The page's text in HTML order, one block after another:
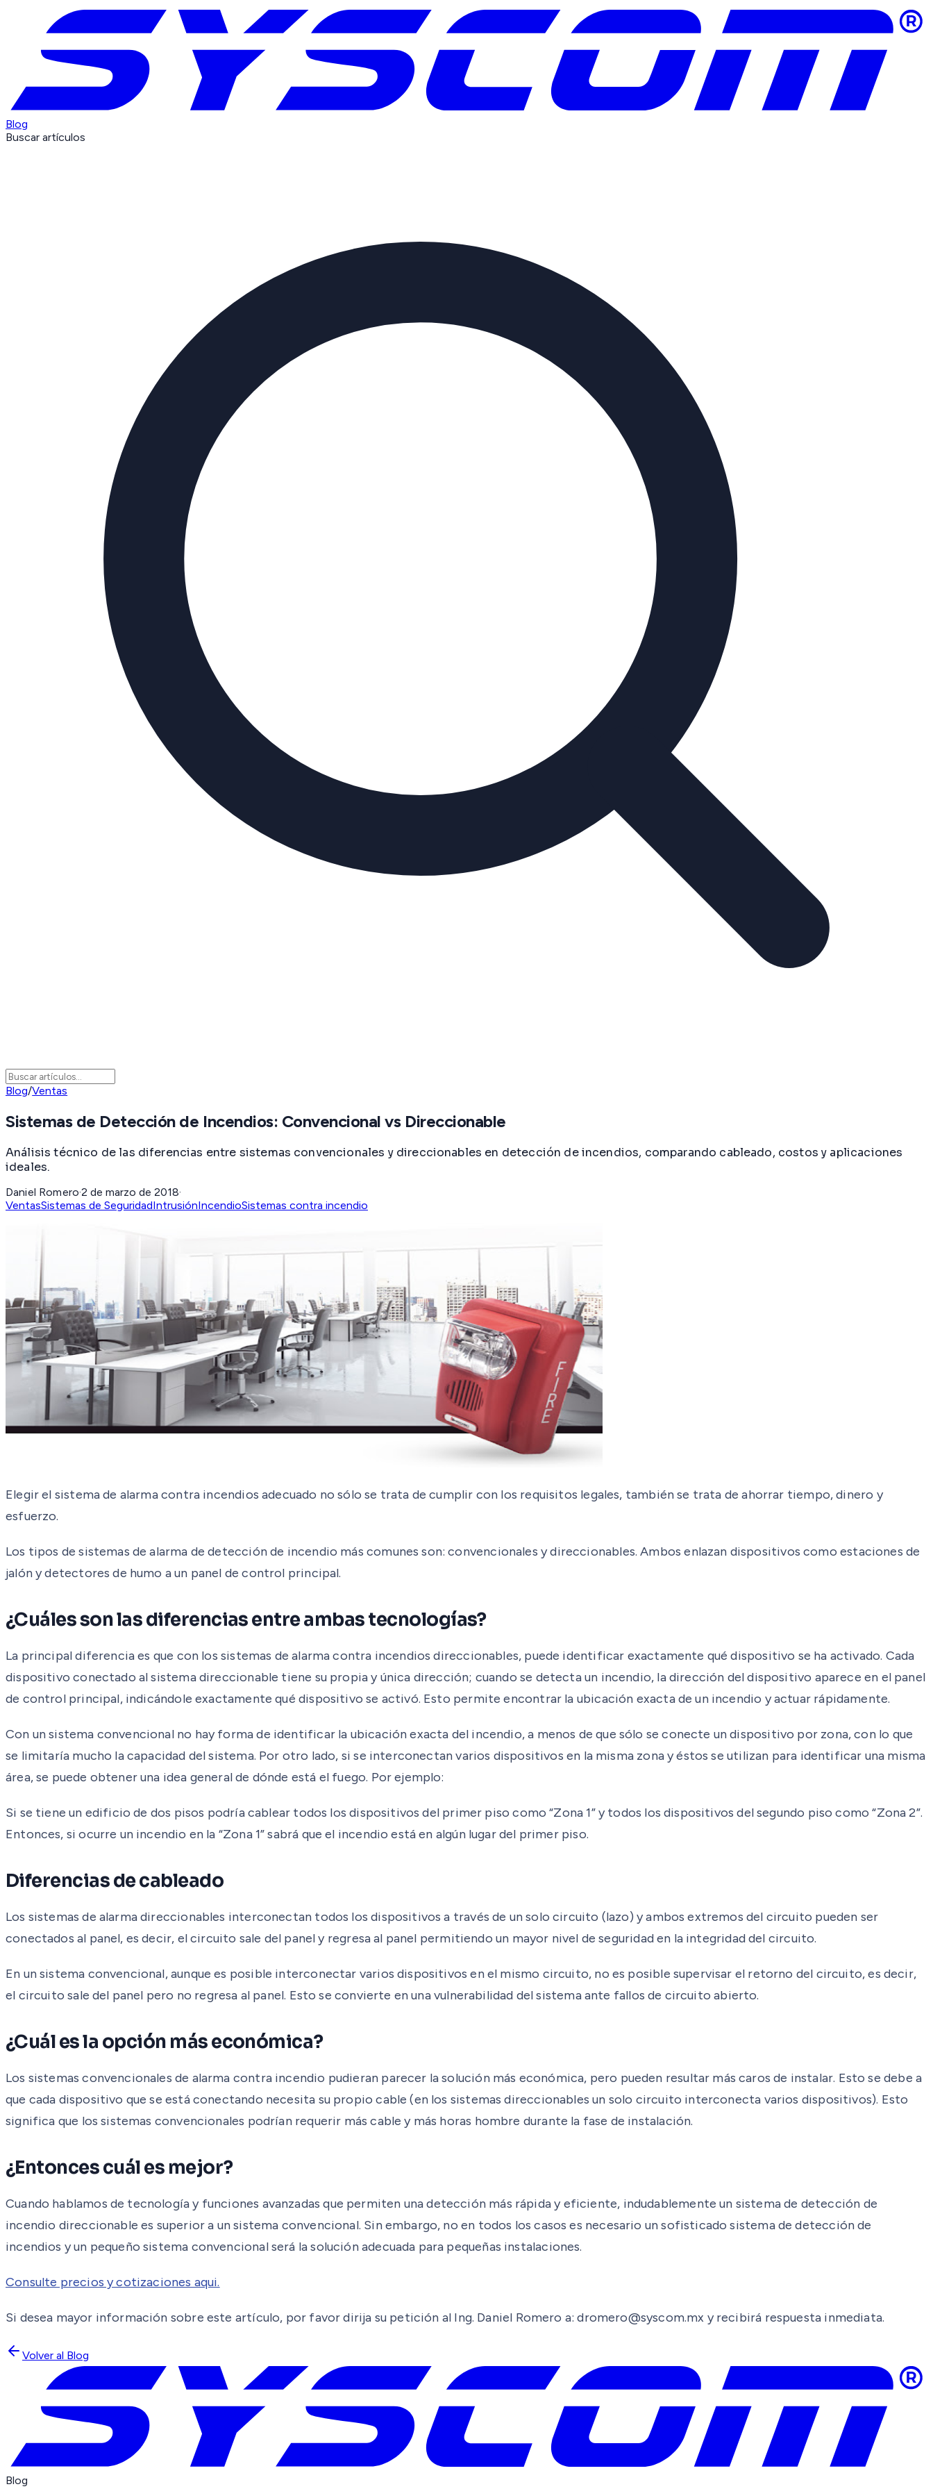
Blog
Buscar artículos
Blog/Ventas
Sistemas de Detección de Incendios: Convencional vs Direccionable
Análisis técnico de las diferencias entre sistemas convencionales y direccionables en detección de incendios, comparando cableado, costos y aplicaciones
ideales.
Daniel Romero·2 de marzo de 2018·
VentasSistemas de SeguridadIntrusiónIncendioSistemas contra incendio
Elegir el sistema de alarma contra incendios adecuado no sólo se trata de cumplir con los requisitos legales, también se trata de ahorrar tiempo, dinero y
esfuerzo.
Los tipos de sistemas de alarma de detección de incendio más comunes son: convencionales y direccionables. Ambos enlazan dispositivos como estaciones de
jalón y detectores de humo a un panel de control principal.
¿Cuáles son las diferencias entre ambas tecnologías?
La principal diferencia es que con los sistemas de alarma contra incendios direccionables, puede identificar exactamente qué dispositivo se ha activado. Cada
dispositivo conectado al sistema direccionable tiene su propia y única dirección; cuando se detecta un incendio, la dirección del dispositivo aparece en el panel
de control principal, indicándole exactamente qué dispositivo se activó. Esto permite encontrar la ubicación exacta de un incendio y actuar rápidamente.
Con un sistema convencional no hay forma de identificar la ubicación exacta del incendio, a menos de que sólo se conecte un dispositivo por zona, con lo que
se limitaría mucho la capacidad del sistema. Por otro lado, si se interconectan varios dispositivos en la misma zona y éstos se utilizan para identificar una misma
área, se puede obtener una idea general de dónde está el fuego. Por ejemplo:
Si se tiene un edificio de dos pisos podría cablear todos los dispositivos del primer piso como “Zona 1” y todos los dispositivos del segundo piso como “Zona 2”.
Entonces, si ocurre un incendio en la “Zona 1” sabrá que el incendio está en algún lugar del primer piso.
Diferencias de cableado
Los sistemas de alarma direccionables interconectan todos los dispositivos a través de un solo circuito (lazo) y ambos extremos del circuito pueden ser
conectados al panel, es decir, el circuito sale del panel y regresa al panel permitiendo un mayor nivel de seguridad en la integridad del circuito.
En un sistema convencional, aunque es posible interconectar varios dispositivos en el mismo circuito, no es posible supervisar el retorno del circuito, es decir,
el circuito sale del panel pero no regresa al panel. Esto se convierte en una vulnerabilidad del sistema ante fallos de circuito abierto.
¿Cuál es la opción más económica?
Los sistemas convencionales de alarma contra incendio pudieran parecer la solución más económica, pero pueden resultar más caros de instalar. Esto se debe a
que cada dispositivo que se está conectando necesita su propio cable (en los sistemas direccionables un solo circuito interconecta varios dispositivos). Esto
significa que los sistemas convencionales podrían requerir más cable y más horas hombre durante la fase de instalación.
¿Entonces cuál es mejor?
Cuando hablamos de tecnología y funciones avanzadas que permiten una detección más rápida y eficiente, indudablemente un sistema de detección de
incendio direccionable es superior a un sistema convencional. Sin embargo, no en todos los casos es necesario un sofisticado sistema de detección de
incendios y un pequeño sistema convencional será la solución adecuada para pequeñas instalaciones.
Consulte precios y cotizaciones aqui.
Si desea mayor información sobre este artículo, por favor dirija su petición al Ing. Daniel Romero a: dromero@syscom.mx y recibirá respuesta inmediata.
Volver al Blog
Blog